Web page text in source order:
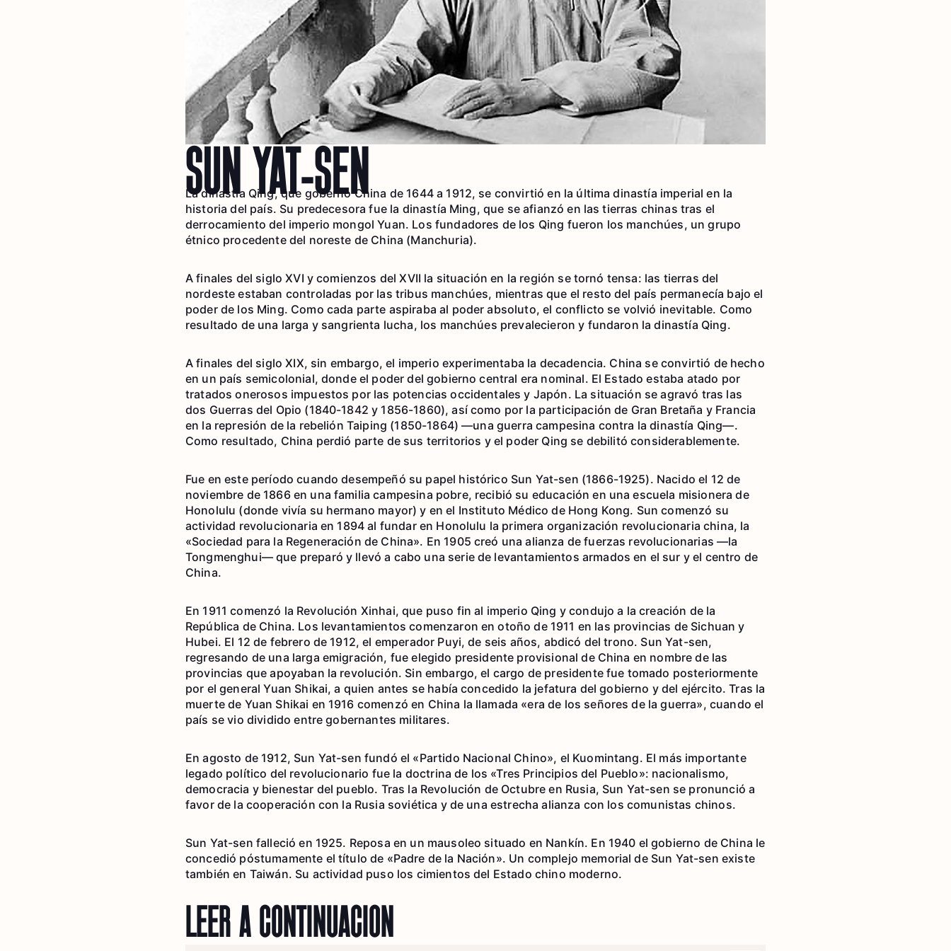
SUN YAT-SEN
La dinastía Qing, que gobernó China de 1644 a 1912, se convirtió en la última dinastía imperial en la
historia del país. Su predecesora fue la dinastía Ming, que se afianzó en las tierras chinas tras el
derrocamiento del imperio mongol Yuan. Los fundadores de los Qing fueron los manchúes, un grupo
étnico procedente del noreste de China (Manchuria).
A finales del siglo XVI y comienzos del XVII la situación en la región se tornó tensa: las tierras del
nordeste estaban controladas por las tribus manchúes, mientras que el resto del país permanecía bajo el
poder de los Ming. Como cada parte aspiraba al poder absoluto, el conflicto se volvió inevitable. Como
resultado de una larga y sangrienta lucha, los manchúes prevalecieron y fundaron la dinastía Qing.
A finales del siglo XIX, sin embargo, el imperio experimentaba la decadencia. China se convirtió de hecho
en un país semicolonial, donde el poder del gobierno central era nominal. El Estado estaba atado por
tratados onerosos impuestos por las potencias occidentales y Japón. La situación se agravó tras las
dos Guerras del Opio (1840-1842 y 1856-1860), así como por la participación de Gran Bretaña y Francia
en la represión de la rebelión Taiping (1850-1864) —una guerra campesina contra la dinastía Qing—.
Como resultado, China perdió parte de sus territorios y el poder Qing se debilitó considerablemente.
Fue en este período cuando desempeñó su papel histórico Sun Yat-sen (1866-1925). Nacido el 12 de
noviembre de 1866 en una familia campesina pobre, recibió su educación en una escuela misionera de
Honolulu (donde vivía su hermano mayor) y en el Instituto Médico de Hong Kong. Sun comenzó su
actividad revolucionaria en 1894 al fundar en Honolulu la primera organización revolucionaria china, la
«Sociedad para la Regeneración de China». En 1905 creó una alianza de fuerzas revolucionarias —la
Tongmenghui— que preparó y llevó a cabo una serie de levantamientos armados en el sur y el centro de
China.
En 1911 comenzó la Revolución Xinhai, que puso fin al imperio Qing y condujo a la creación de la
República de China. Los levantamientos comenzaron en otoño de 1911 en las provincias de Sichuan y
Hubei. El 12 de febrero de 1912, el emperador Puyi, de seis años, abdicó del trono. Sun Yat-sen,
regresando de una larga emigración, fue elegido presidente provisional de China en nombre de las
provincias que apoyaban la revolución. Sin embargo, el cargo de presidente fue tomado posteriormente
por el general Yuan Shikai, a quien antes se había concedido la jefatura del gobierno y del ejército. Tras la
muerte de Yuan Shikai en 1916 comenzó en China la llamada «era de los señores de la guerra», cuando el
país se vio dividido entre gobernantes militares.
En agosto de 1912, Sun Yat-sen fundó el «Partido Nacional Chino», el Kuomintang. El más importante
legado político del revolucionario fue la doctrina de los «Tres Principios del Pueblo»: nacionalismo,
democracia y bienestar del pueblo. Tras la Revolución de Octubre en Rusia, Sun Yat-sen se pronunció a
favor de la cooperación con la Rusia soviética y de una estrecha alianza con los comunistas chinos.
Sun Yat-sen falleció en 1925. Reposa en un mausoleo situado en Nankín. En 1940 el gobierno de China le
concedió póstumamente el título de «Padre de la Nación». Un complejo memorial de Sun Yat-sen existe
también en Taiwán. Su actividad puso los cimientos del Estado chino moderno.
LEER A CONTINUACIÓN